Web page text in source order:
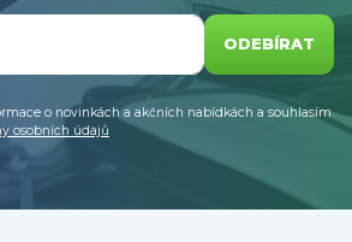
ODEBÍRAT
o novinkách a akčních nabídkách a souhlasím
osobních údajů